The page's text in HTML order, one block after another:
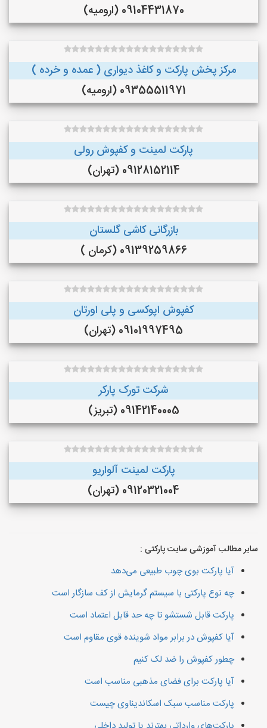
09104431870 (ارومیه)
مرکز پخش پارکت و کاغذ دیواری ( عمده و خرده )
09355511971 (ارومیه)
پارکت لمینت و کفپوش رولی
09128152114 (تهران)
بازرگانی کاشی گلستان
09139259866 (کرمان )
کفپوش اپوکسی و پلی اورتان
09101997495 (تهران)
شرکت تورک پارکر
09142140005 (تبریز)
پارکت لمینت آلواریو
09120321004 (تهران)
سایر مطالب آموزشی سایت پارکتی :
آیا پارکت بوی چوب طبیعی می‌دهد
چه نوع پارکتی با سیستم گرمایش از کف سازگار است
پارکت قابل شستشو تا چه حد قابل اعتماد است
آیا کفپوش در برابر مواد شوینده قوی مقاوم است
چطور کفپوش را ضد لک کنیم
آیا پارکت برای فضای مذهبی مناسب است
پارکت مناسب سبک اسکاندیناوی چیست